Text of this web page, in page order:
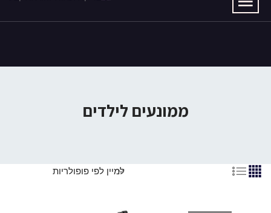
ממונעים לילדים